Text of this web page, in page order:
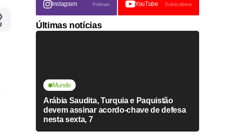
Instagram Follows YouTube Subscribers
Últimas notícias
Mundo
Arábia Saudita, Turquia e Paquistão
devem assinar acordo-chave de defesa
nesta sexta, 7